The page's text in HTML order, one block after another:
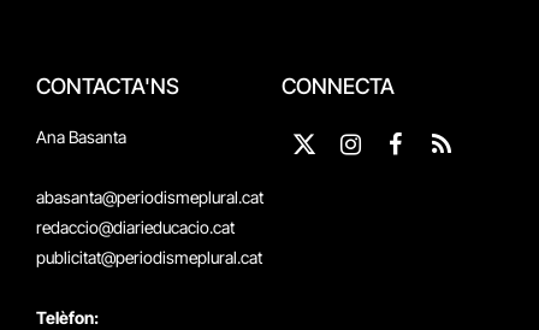
CONTACTA'NS
Ana Basanta
abasanta@periodismeplural.cat
redaccio@diarieducacio.cat
publicitat@periodismeplural.cat
Telèfon:
CONNECTA
X
InstagramFacebook
RSS